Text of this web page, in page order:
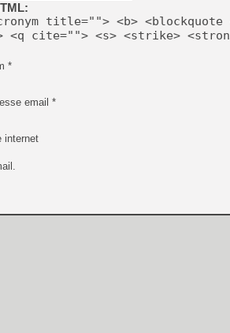
title=""> <b> <blockquote
<q cite=""> <s> <strike>
*
email *
internet